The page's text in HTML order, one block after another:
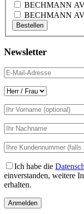
BECHMANN
BECHMANN
Newsletter
Ich habe die
einverstanden, weitere
erhalten.